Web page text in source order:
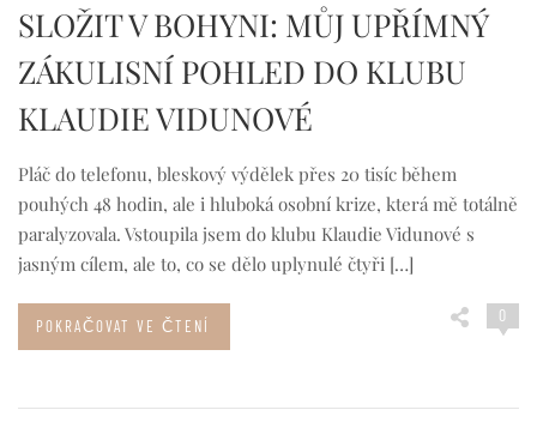
SLOŽIT V BOHYNI: MŮJ UPŘÍMNÝ
ZÁKULISNÍ POHLED DO KLUBU
KLAUDIE VIDUNOVÉ
Pláč do telefonu, bleskový výdělek přes 20 tisíc během
pouhých 48 hodin, ale i hluboká osobní krize, která mě totálně
paralyzovala. Vstoupila jsem do klubu Klaudie Vidunové s
jasným cílem, ale to, co se dělo uplynulé čtyři […]
0
POKRAČOVAT VE ČTENÍ